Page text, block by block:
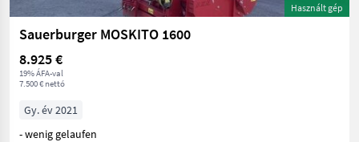
Használt gép
Sauerburger MOSKITO 1600
8.925 €
19% ÁFA-val
7.500 € nettó
Gy. év 2021
- wenig gelaufen